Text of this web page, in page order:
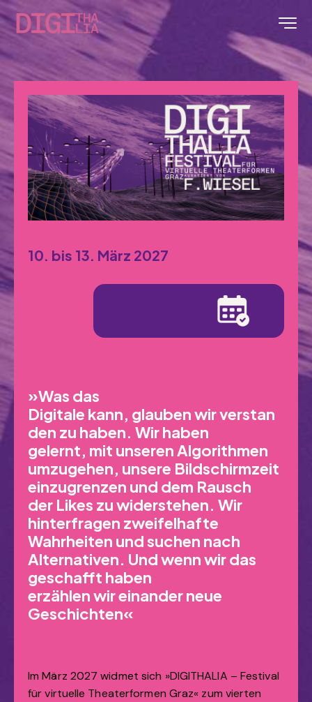
10. bis 13. März 2027
»Was das
Digitale kann, glauben wir verstan
den zu haben. Wir haben
gelernt, mit unseren Algorithmen
umzugehen, unsere Bildschirmzeit
einzugrenzen und dem Rausch
der Likes zu widerstehen. Wir
hinterfragen zweifelhafte
Wahrheiten und suchen nach
Alternativen. Und wenn wir das
geschafft haben
erzählen wir einander neue
Geschichten«
Im März 2027 widmet sich »DIGITHALIA – Festival
für virtuelle Theaterformen Graz« zum vierten